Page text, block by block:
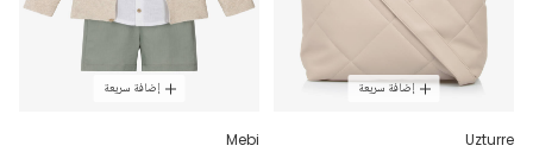
إضافة سريعة
Uzturre
إضافة سريعة
Mebi